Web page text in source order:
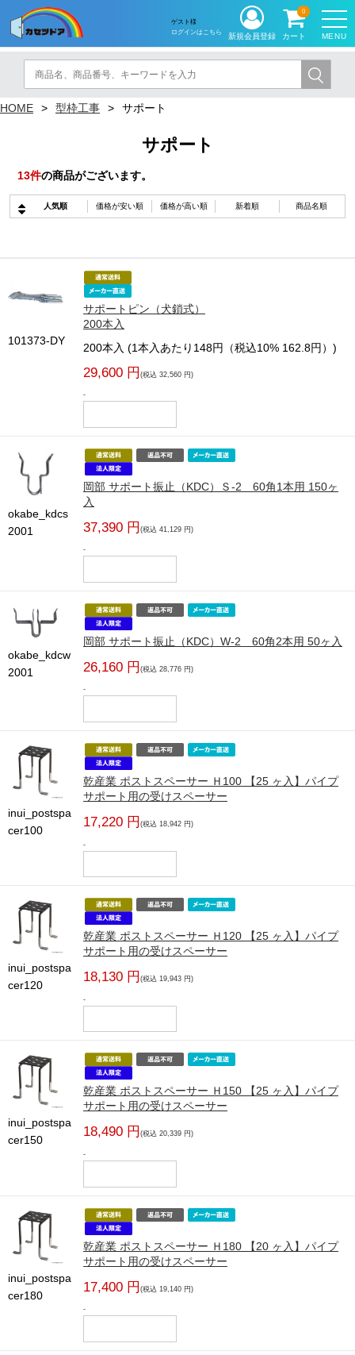
MENU
ゲスト様
ログインはこちら
新規会員登録 カート
0
HOME 型枠工事 サポート
サポート
13件の商品がございます。
人気順 価格が安い順 価格が高い順 新着順 商品名順
101373-DY
サポートピン（犬鎖式）
200本入
200本入 (1本入あたり148円（税込10% 162.8円）)
29,600 円 (税込 32,560 円)
-
okabe_kdcs
2001
岡部 サポート振止（KDC）Ｓ-2 60角1本用 150ヶ
入
37,390 円 (税込 41,129 円)
-
okabe_kdcw
2001
岡部 サポート振止（KDC）W-2 60角2本用 50ヶ入
26,160 円 (税込 28,776 円)
-
inui_postspa
cer100
乾産業 ポストスペーサー Ｈ100 【25 ヶ入】パイプ
サポート用の受けスペーサー
17,220 円 (税込 18,942 円)
-
inui_postspa
cer120
乾産業 ポストスペーサー Ｈ120 【25 ヶ入】パイプ
サポート用の受けスペーサー
18,130 円 (税込 19,943 円)
-
inui_postspa
cer150
乾産業 ポストスペーサー Ｈ150 【25 ヶ入】パイプ
サポート用の受けスペーサー
18,490 円 (税込 20,339 円)
-
inui_postspa
cer180
乾産業 ポストスペーサー Ｈ180 【20 ヶ入】パイプ
サポート用の受けスペーサー
17,400 円 (税込 19,140 円)
-